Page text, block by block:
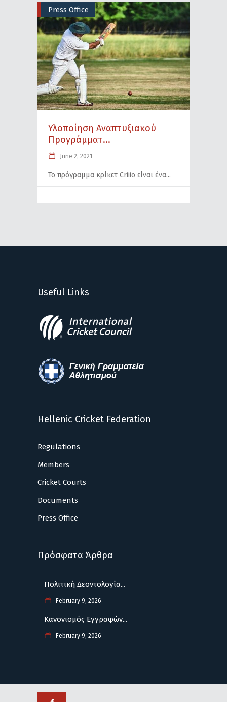
Press Office
Υλοποίηση Αναπτυξιακού
Προγράμματ...
June 2, 2021
Το πρόγραμμα κρίκετ Criiio είναι ένα
Useful Links
Hellenic Cricket Federation
Regulations
Members
Cricket Courts
Documents
Press Office
Πρόσφατα Άρθρα
Πολιτική Δεοντολογία...
February 9, 2026
Κανονισμός Εγγραφών...
February 9, 2026